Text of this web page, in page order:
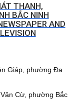
THANH,
BẮC NINH
AND
Giáp, phường Đa
Cừ, phường Bắc